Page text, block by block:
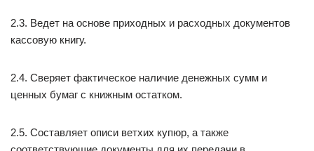
2.3. Ведет на основе приходных и расходных документов
кассовую книгу.
2.4. Сверяет фактическое наличие денежных сумм и
ценных бумаг с книжным остатком.
2.5. Составляет описи ветхих купюр, а также